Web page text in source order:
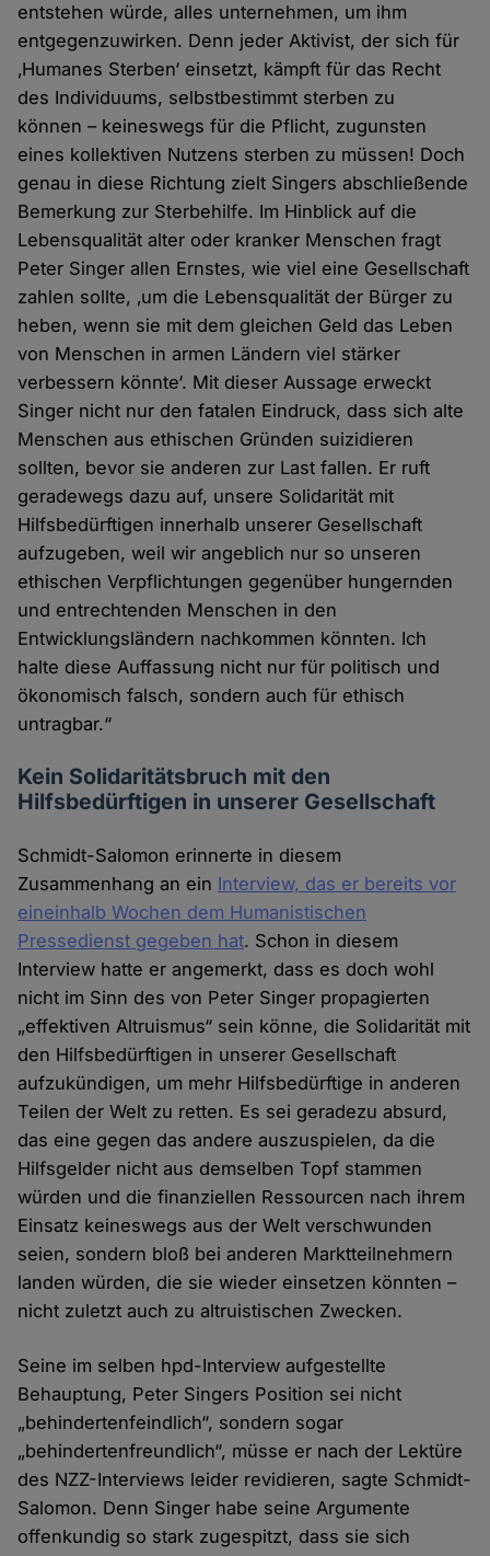
entstehen würde, alles unternehmen, um ihm
entgegenzuwirken. Denn jeder Aktivist, der sich für
‚Humanes Sterben‘ einsetzt, kämpft für das Recht
des Individuums, selbstbestimmt sterben zu
können – keineswegs für die Pflicht, zugunsten
eines kollektiven Nutzens sterben zu müssen! Doch
genau in diese Richtung zielt Singers abschließende
Bemerkung zur Sterbehilfe. Im Hinblick auf die
Lebensqualität alter oder kranker Menschen fragt
Peter Singer allen Ernstes, wie viel eine Gesellschaft
zahlen sollte, ‚um die Lebensqualität der Bürger zu
heben, wenn sie mit dem gleichen Geld das Leben
von Menschen in armen Ländern viel stärker
verbessern könnte‘. Mit dieser Aussage erweckt
Singer nicht nur den fatalen Eindruck, dass sich alte
Menschen aus ethischen Gründen suizidieren
sollten, bevor sie anderen zur Last fallen. Er ruft
geradewegs dazu auf, unsere Solidarität mit
Hilfsbedürftigen innerhalb unserer Gesellschaft
aufzugeben, weil wir angeblich nur so unseren
ethischen Verpflichtungen gegenüber hungernden
und entrechtenden Menschen in den
Entwicklungsländern nachkommen könnten. Ich
halte diese Auffassung nicht nur für politisch und
ökonomisch falsch, sondern auch für ethisch
untragbar.“
Kein Solidaritätsbruch mit den
Hilfsbedürftigen in unserer Gesellschaft
Schmidt-Salomon erinnerte in diesem
Zusammenhang an ein Interview, das er bereits vor
eineinhalb Wochen dem Humanistischen
Pressedienst gegeben hat. Schon in diesem
Interview hatte er angemerkt, dass es doch wohl
nicht im Sinn des von Peter Singer propagierten
„effektiven Altruismus“ sein könne, die Solidarität mit
den Hilfsbedürftigen in unserer Gesellschaft
aufzukündigen, um mehr Hilfsbedürftige in anderen
Teilen der Welt zu retten. Es sei geradezu absurd,
das eine gegen das andere auszuspielen, da die
Hilfsgelder nicht aus demselben Topf stammen
würden und die finanziellen Ressourcen nach ihrem
Einsatz keineswegs aus der Welt verschwunden
seien, sondern bloß bei anderen Marktteilnehmern
landen würden, die sie wieder einsetzen könnten –
nicht zuletzt auch zu altruistischen Zwecken.
Seine im selben hpd-Interview aufgestellte
Behauptung, Peter Singers Position sei nicht
„behindertenfeindlich“, sondern sogar
„behindertenfreundlich“, müsse er nach der Lektüre
des NZZ-Interviews leider revidieren, sagte Schmidt-
Salomon. Denn Singer habe seine Argumente
offenkundig so stark zugespitzt, dass sie sich